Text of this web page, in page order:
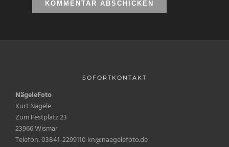
SOFORTKONTAKT
NägeleFoto
Kurt Nägele
Zum Festplatz 23
23966 Wismar
Telefon: 03841-2299110 kn@naegelefoto.de